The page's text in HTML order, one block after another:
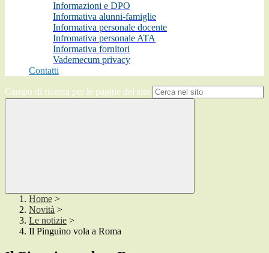
Informazioni e DPO
Informativa alunni-famiglie
Informativa personale docente
Infromativa personale ATA
Informativa fornitori
Vademecum privacy
Contatti
Campo di ricerca per le pagine del sito
Home >
Novità >
Le notizie >
Il Pinguino vola a Roma